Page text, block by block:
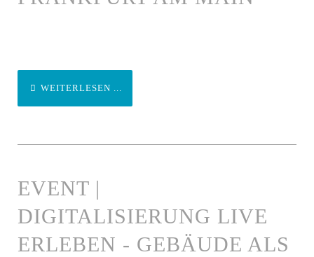
WEITERLESEN ...
EVENT |
DIGITALISIERUNG LIVE
ERLEBEN - GEBÄUDE ALS